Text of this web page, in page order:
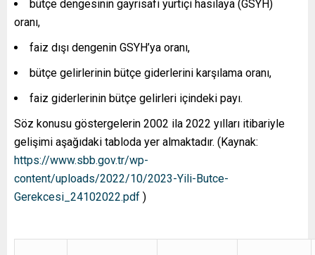
bütçe dengesinin gayrisafi yurtiçi hasılaya (GSYH)
oranı,
faiz dışı dengenin GSYH’ya oranı,
bütçe gelirlerinin bütçe giderlerini karşılama oranı,
faiz giderlerinin bütçe gelirleri içindeki payı.
Söz konusu göstergelerin 2002 ila 2022 yılları itibariyle
gelişimi aşağıdaki tabloda yer almaktadır. (Kaynak:
https://www.sbb.gov.tr/wp-
content/uploads/2022/10/2023-Yili-Butce-
Gerekcesi_24102022.pdf )